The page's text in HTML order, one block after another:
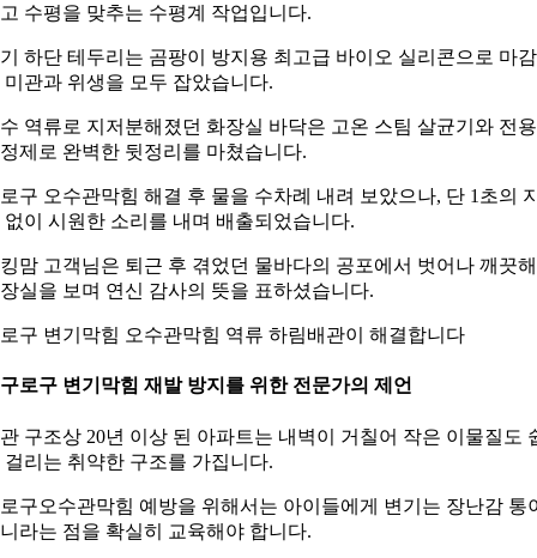
수평을 맞추는 수평계 작업입니다.
하단 테두리는 곰팡이 방지용 최고급 바이오 실리콘으로 마
미관과 위생을 모두 잡았습니다.
역류로 지저분해졌던 화장실 바닥은 고온 스팀 살균기와 전용
제로 완벽한 뒷정리를 마쳤습니다.
구 오수관막힘 해결 후 물을 수차례 내려 보았으나, 단 1초의
없이 시원한 소리를 내며 배출되었습니다.
맘 고객님은 퇴근 후 겪었던 물바다의 공포에서 벗어나 깨끗
실을 보며 연신 감사의 뜻을 표하셨습니다.
구 변기막힘 오수관막힘 역류 하림배관이 해결합니다
로구 변기막힘 재발 방지를 위한 전문가의 제언
구조상 20년 이상 된 아파트는 내벽이 거칠어 작은 이물질도
걸리는 취약한 구조를 가집니다.
구오수관막힘 예방을 위해서는 아이들에게 변기는 장난감 통
라는 점을 확실히 교육해야 합니다.